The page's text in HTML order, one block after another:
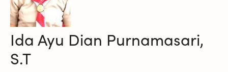
Ida Ayu Dian Purnamasari,
S.T